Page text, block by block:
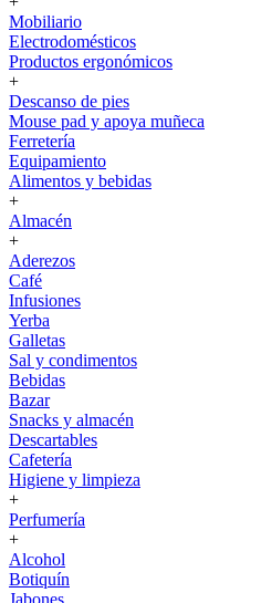
Mobiliario
Electrodomésticos
Productos ergonómicos
+
Descanso de pies
Mouse pad y apoya muñeca
Ferretería
Equipamiento
Alimentos y bebidas
+
Almacén
+
Aderezos
Café
Infusiones
Yerba
Galletas
Sal y condimentos
Bebidas
Bazar
Snacks y almacén
Descartables
Cafetería
Higiene y limpieza
+
Perfumería
+
Alcohol
Botiquín
Jabones